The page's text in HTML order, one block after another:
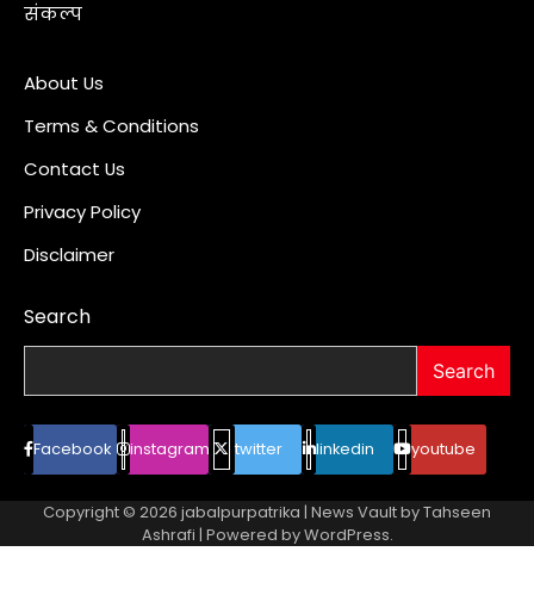
संकल्प
About Us
Terms & Conditions
Contact Us
Privacy Policy
Disclaimer
Search
Search
Facebook instagram twitter linkedin youtube
Copyright © 2026 jabalpurpatrika | News Vault byTahseen
Ashrafi | Powered byWordPress.